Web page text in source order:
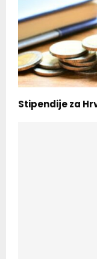
Stipendije za